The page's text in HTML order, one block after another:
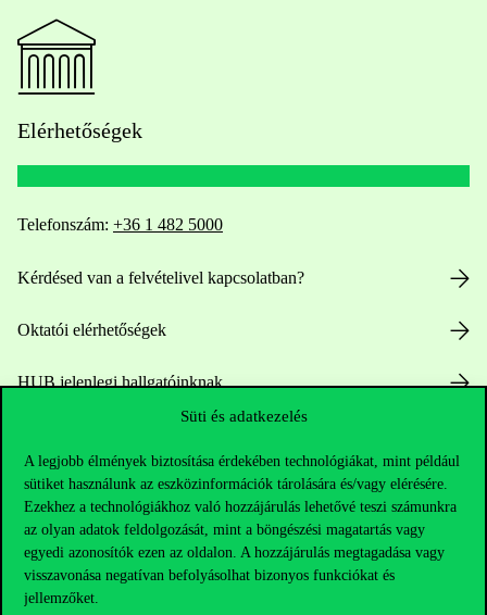
Süti és adatkezelés
A legjobb élmények biztosítása érdekében technológiákat, mint például
sütiket használunk az eszközinformációk tárolására és/vagy elérésére.
Ezekhez a technológiákhoz való hozzájárulás lehetővé teszi számunkra
az olyan adatok feldolgozását, mint a böngészési magatartás vagy
egyedi azonosítók ezen az oldalon. A hozzájárulás megtagadása vagy
visszavonása negatívan befolyásolhat bizonyos funkciókat és
jellemzőket.
Elérhetőségek
Telefonszám: +36 1 482 5000
Kérdésed van a felvételivel kapcsolatban?
Oktatói elérhetőségek
HUB jelenlegi hallgatóinknak